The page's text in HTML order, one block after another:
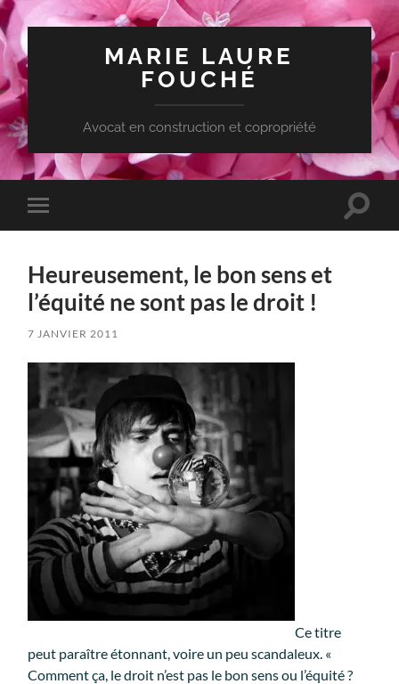
MARIE LAURE
FOUCHÉ
Avocat en construction et copropriété
Toggle
mobile
Toggle
Heureusement, le bon sens et
l’équité ne sont pas le droit !
7 JANVIER 2011
Ce titre
peut paraître étonnant, voire un peu scandaleux. «
Comment ça, le droit n’est pas le bon sens ou l’équité ?